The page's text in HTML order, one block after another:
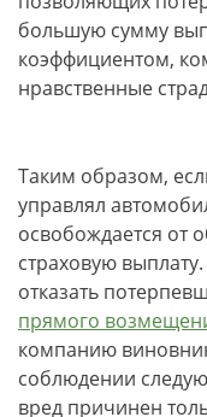
большую сумму
коэффициентом,
нравственные
Таким образом,
управлял
освобождается от
страховую
отказать
прямого
компанию
соблюдении
вред причинен